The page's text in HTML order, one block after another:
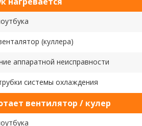
(куллера)
аппаратной неисправности
системы охлаждения
вентилятор / кулер